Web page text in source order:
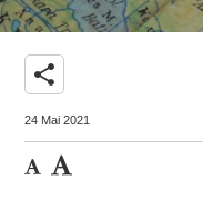
share
24 Mai 2021